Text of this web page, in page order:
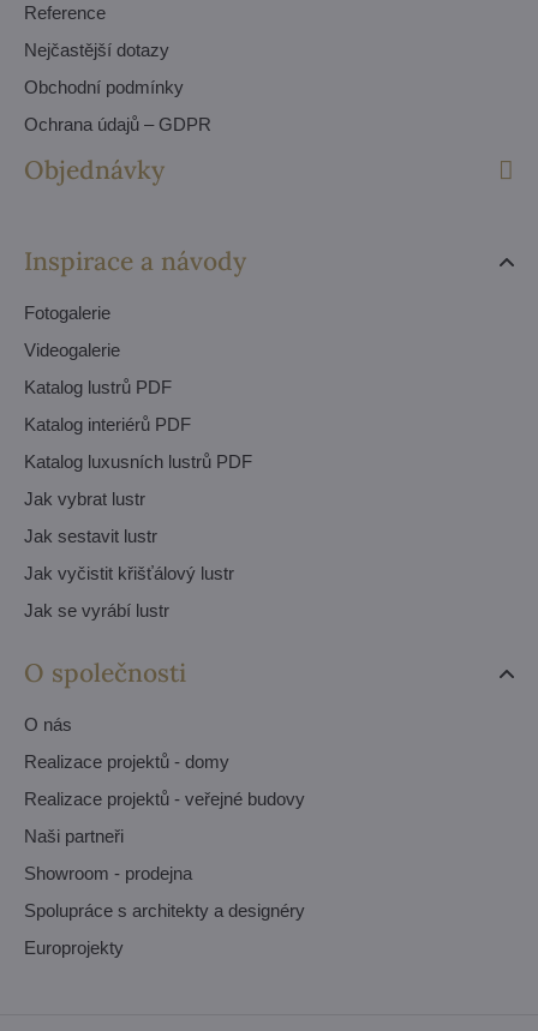
Reference
Nejčastější dotazy
Obchodní podmínky
Ochrana údajů – GDPR
Objednávky
Inspirace a návody
Fotogalerie
Videogalerie
Katalog lustrů PDF
Katalog interiérů PDF
Katalog luxusních lustrů PDF
Jak vybrat lustr
Jak sestavit lustr
Jak vyčistit křišťálový lustr
Jak se vyrábí lustr
O společnosti
O nás
Realizace projektů - domy
Realizace projektů - veřejné budovy
Naši partneři
Showroom - prodejna
Spolupráce s architekty a designéry
Europrojekty